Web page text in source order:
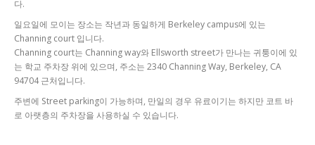
다.
일요일에 모이는 장소는 작년과 동일하게 Berkeley campus에 있는
Channing court 입니다.
Channing court는 Channing way와 Ellsworth street가 만나는 귀퉁이에 있
는 학교 주차장 위에 있으며, 주소는 2340 Channing Way, Berkeley, CA
94704 근처입니다.
주변에 Street parking이 가능하며, 만일의 경우 유료이기는 하지만 코트 바
로 아랫층의 주차장을 사용하실 수 있습니다.